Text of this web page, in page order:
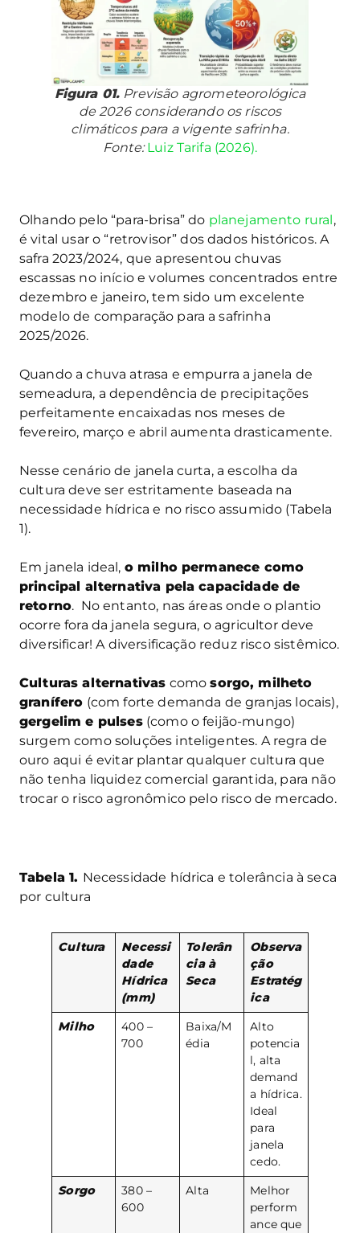
Figura 01. Previsão agrometeorológica
de 2026 considerando os riscos
climáticos para a vigente safrinha.
Fonte:Luiz Tarifa (2026).
Olhando pelo “para-brisa” do planejamento rural ,
é vital usar o “retrovisor” dos dados históricos. A
safra 2023/2024, que apresentou chuvas
escassas no início e volumes concentrados entre
dezembro e janeiro, tem sido um excelente
modelo de comparação para a safrinha
2025/2026.
Quando a chuva atrasa e empurra a janela de
semeadura, a dependência de precipitações
perfeitamente encaixadas nos meses de
fevereiro, março e abril aumenta drasticamente.
Nesse cenário de janela curta, a escolha da
cultura deve ser estritamente baseada na
necessidade hídrica e no risco assumido (Tabela
1).
Em janela ideal, o milho permanece como
principal alternativa pela capacidade de
retorno. No entanto, nas áreas onde o plantio
ocorre fora da janela segura, o agricultor deve
diversificar! A diversificação reduz risco sistêmico.
Culturas alternativas comosorgo, milheto
granífero (com forte demanda de granjas locais),
gergelim e pulses(como o feijão-mungo)
surgem como soluções inteligentes. A regra de
ouro aqui é evitar plantar qualquer cultura que
não tenha liquidez comercial garantida, para não
trocar o risco agronômico pelo risco de mercado.
Tabela 1. Necessidade hídrica e tolerância à seca
por cultura
Cultura
Necessi
dade
Hídrica
(mm)
Tolerân
cia à
Seca
Observa
ção
Estratég
ica
Milho
400 –
700
Baixa/M
édia
Alto
potencia
l, alta
demand
a hídrica.
Ideal
para
janela
cedo.
Sorgo
380 –
600
Alta
Melhor
perform
ance que